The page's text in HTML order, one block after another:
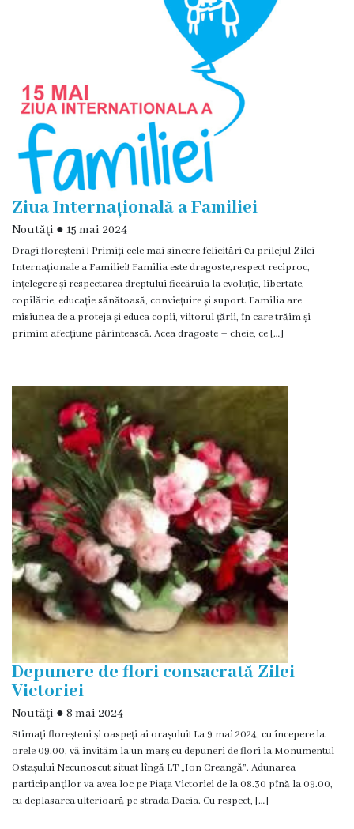
Consiliului
online
Deciziile
Consiliului
Procese-
verbale
ale
Consiliului
Ședințe
Floreşti
Prezentare
generală
Simbolurile
oraşului
(Stema-
drapelul
or.
Floreşti)
Aşezare
geografică
Istoria
Ziua Internațională a Familiei
Noutăţi ● 15 mai 2024
Dragi floreșteni ! Primiți cele mai sincere felicitări сu prilejul Zilei
Internaționale a Familiei! Familia este dragoste,respect reciproc,
înțelegere și respectarea dreptului fiecăruia la evoluție, libertate,
copilărie, educație sănătoasă, conviețuire și suport. Familia are
misiunea de a proteja și educa copii, viitorul țării, în care trăim și
primim afecțiune părintească. Acea dragoste – cheie, ce […]
Depunere de flori consacrată Zilei
Victoriei
Noutăţi ● 8 mai 2024
Stimați floreșteni și oaspeți ai orașului! La 9 mai 2024, cu începere la
orele 09.00, vă invităm la un marş cu depuneri de flori la Monumentul
Ostașului Necunoscut situat lîngă LT „Ion Creangă”. Adunarea
participanţilor va avea loc pe Piața Victoriei de la 08.30 pînă la 09.00,
cu deplasarea ulterioară pe strada Dacia. Cu respect, […]